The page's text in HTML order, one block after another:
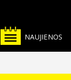
NAUJIENOS